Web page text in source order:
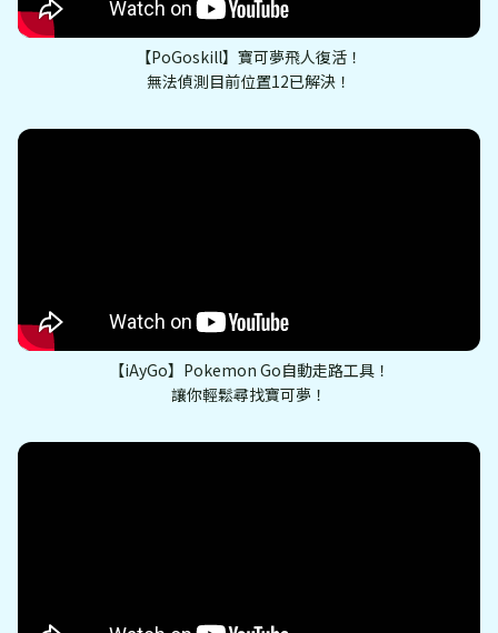
【PoGoskill】寶可夢飛人復活！
無法偵測目前位置12已解決！
【iAyGo】Pokemon Go自動走路工具！
讓你輕鬆尋找寶可夢！